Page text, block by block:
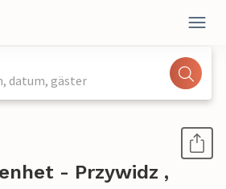
datum, gäster
- Przywidz ,